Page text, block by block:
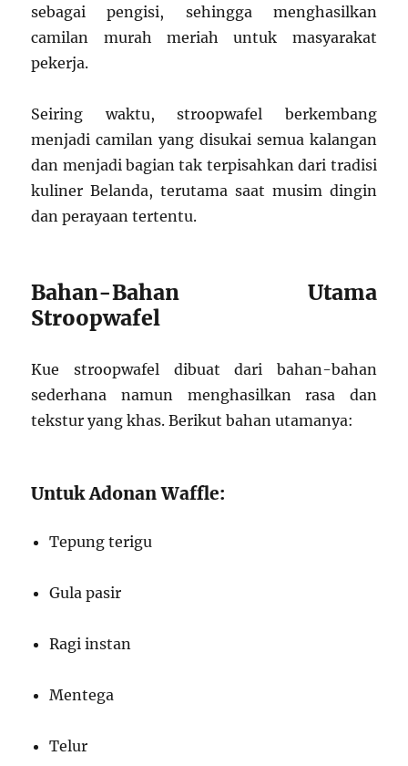
sebagai pengisi, sehingga menghasilkan
camilan murah meriah untuk masyarakat
pekerja.
Seiring waktu, stroopwafel berkembang
menjadi camilan yang disukai semua kalangan
dan menjadi bagian tak terpisahkan dari tradisi
kuliner Belanda, terutama saat musim dingin
dan perayaan tertentu.
Bahan-Bahan Utama
Stroopwafel
Kue stroopwafel dibuat dari bahan-bahan
sederhana namun menghasilkan rasa dan
tekstur yang khas. Berikut bahan utamanya:
Untuk Adonan Waffle:
Tepung terigu
Gula pasir
Ragi instan
Mentega
Telur